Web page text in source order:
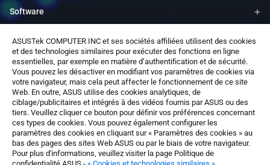
ASUSTek COMPUTER INC et ses sociétés affiliées utilisent des cookies
et des technologies similaires pour exécuter des fonctions en ligne
essentielles, par exemple en matière d’authentification et de sécurité.
Vous pouvez les désactiver en modifiant vos paramètres de cookies via
votre navigateur, mais cela peut affecter le fonctionnement de ce site
Web. En outre, ASUS utilise des cookies analytiques, de
ciblage/publicitaires et intégrés à des vidéos fournis par ASUS ou des
tiers. Veuillez cliquer ce bouton pour définir vos préférences concernant
ces types de cookies. Vous pouvez également configurer les
paramètres des cookies en cliquant sur « Paramètres des cookies » au
bas des pages des sites Web ASUS ou par le biais de votre navigateur.
Pour plus d'informations, veuillez visiter la page Politique de
Software
Support
Service & Programs
Nous contacter